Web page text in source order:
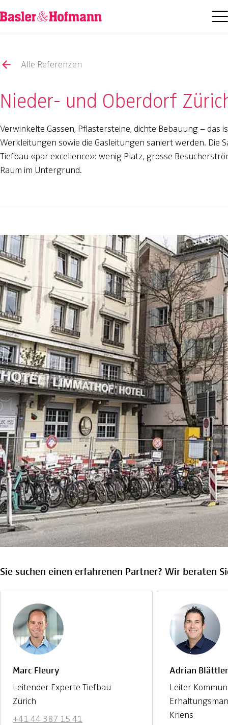
Alle Referenzen
Nieder- und Oberdorf
Verwinkelte Gassen, Pflastersteine, dichte Bebauung –
Werkleitungen sowie die Gasleitungen saniert werden. Die
Tiefbau «par excellence»: wenig Platz, grosse
Raum im Untergrund.
Sie suchen einen erfahrenen Partner? Wir beraten
Marc Fleury
Leitender Experte Tiefbau
Zürich
+41 44 387 15 41
Adrian Blättler
Leiter
Kriens